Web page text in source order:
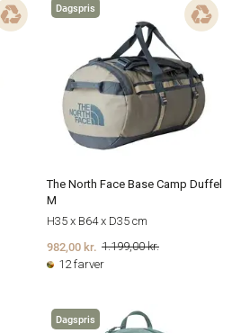
Dagspris
The North Face Base Camp Duffel
M
H35 x B64 x D35 cm
1.199,00 kr.
982,00 kr.
12 farver
Dagspris